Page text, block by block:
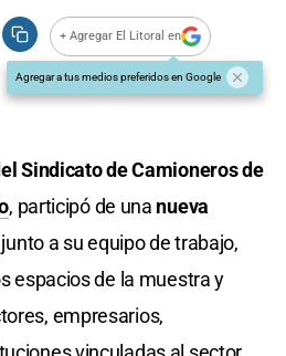
+ Agregar El Litoral en
Agregar a tus medios preferidos en Google
Sindicato de Camioneros de
, participó de una nueva
junto a su equipo de trabajo,
espacios de la muestra y
empresarios,